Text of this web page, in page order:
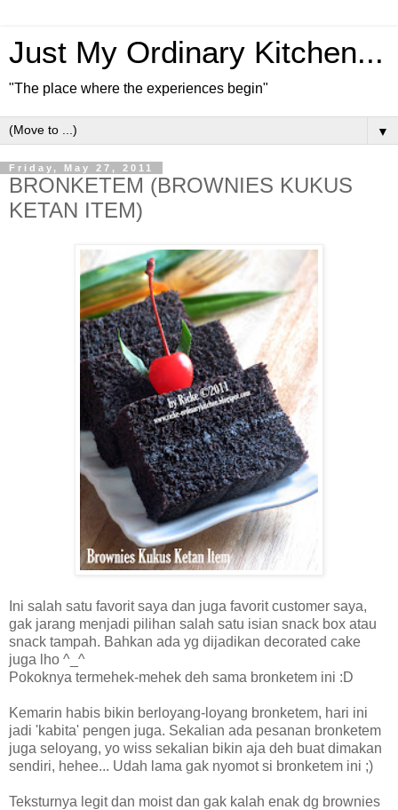
Just My Ordinary Kitchen...
"The place where the experiences begin"
▼
Friday, May 27, 2011
BRONKETEM (BROWNIES KUKUS
KETAN ITEM)
Ini salah satu favorit saya dan juga favorit customer saya,
gak jarang menjadi pilihan salah satu isian snack box atau
snack tampah. Bahkan ada yg dijadikan decorated cake
juga lho ^_^
Pokoknya termehek-mehek deh sama bronketem ini :D
Kemarin habis bikin berloyang-loyang bronketem, hari ini
jadi 'kabita' pengen juga. Sekalian ada pesanan bronketem
juga seloyang, yo wiss sekalian bikin aja deh buat dimakan
sendiri, hehee... Udah lama gak nyomot si bronketem ini ;)
Teksturnya legit dan moist dan gak kalah enak dg brownies